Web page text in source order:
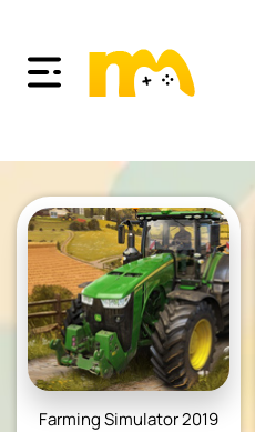
Farming Simulator 2019